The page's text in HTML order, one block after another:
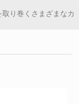
り巻くさまざまなカ